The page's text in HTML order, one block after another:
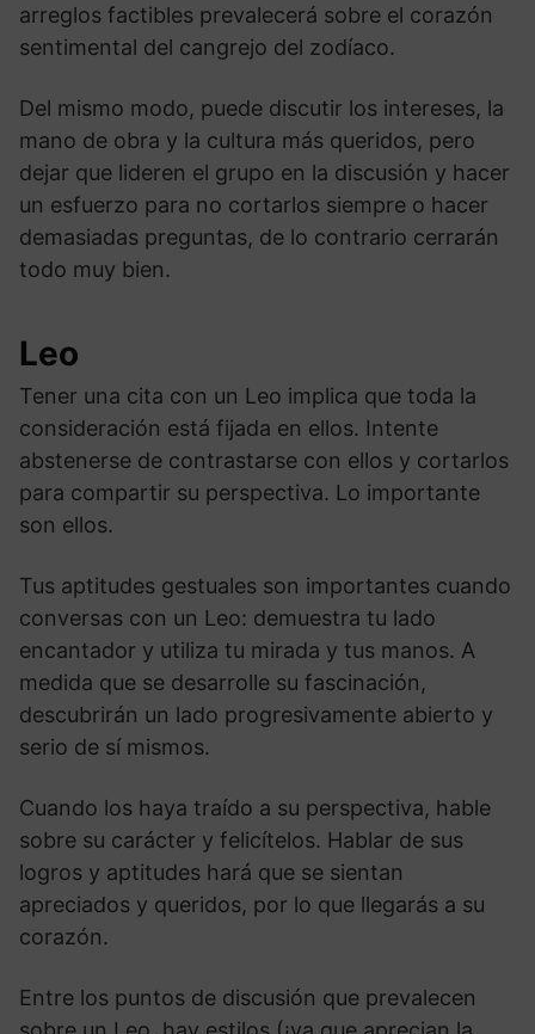
arreglos factibles prevalecerá sobre el corazón
sentimental del cangrejo del zodíaco.
Del mismo modo, puede discutir los intereses, la
mano de obra y la cultura más queridos, pero
dejar que lideren el grupo en la discusión y hacer
un esfuerzo para no cortarlos siempre o hacer
demasiadas preguntas, de lo contrario cerrarán
todo muy bien.
Leo
Tener una cita con un Leo implica que toda la
consideración está fijada en ellos. Intente
abstenerse de contrastarse con ellos y cortarlos
para compartir su perspectiva. Lo importante
son ellos.
Tus aptitudes gestuales son importantes cuando
conversas con un Leo: demuestra tu lado
encantador y utiliza tu mirada y tus manos. A
medida que se desarrolle su fascinación,
descubrirán un lado progresivamente abierto y
serio de sí mismos.
Cuando los haya traído a su perspectiva, hable
sobre su carácter y felicítelos. Hablar de sus
logros y aptitudes hará que se sientan
apreciados y queridos, por lo que llegarás a su
corazón.
Entre los puntos de discusión que prevalecen